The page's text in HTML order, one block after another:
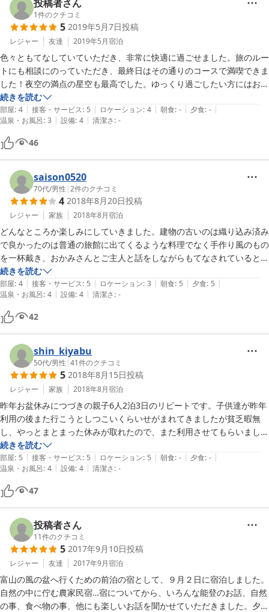
投稿者さん
1件のクチコミ
5 2019年5月7日投稿
レジャー 友達 2019年5月宿泊
色々ともてなしていていただき、非常に快適に過ごせました。旅のルー
トにも相談にのっていただき、最終日はその通りのコースで満喫できま
した！夜空の満点の星空も最高でした。ゆっくり過ごしたい方にはおす
すめです。
続きを読む
部屋: 4 | 接客・サービス: 5 | ロケーション: 4 | 朝食: - | 夕食: - |
温泉・お風呂: 3 | 設備: 4 | 清潔さ: -
46
saison0520
70代/男性 |2件のクチコミ
4 2018年8月20日投稿
レジャー 家族 2018年8月宿泊
どんなところか楽しみにしていきました。建物の古いのは織り込み済み
で良かったのは普通の旅館に出てくるような料理でなく手作り風のもの
を一杯戴き、おかみさんとご主人と話をしながらもてなされているとい
うより少し溶け込んだ感があったのがよかったと思います。
台風の影響で浜が汚れていて海水浴ができなかった。かわりに九十九湾
遊覧船に乗りました。
”たいしたものじゃないな”との思いに反して、海上いけすの魚の迫力に
圧倒され十分に楽しめました。”海まで30秒”のバックアッププランに薦
めてもらうと助かります。
続きを読む
部屋: 4 | 接客・サービス: 5 | ロケーション: 3 | 朝食: 5 | 夕食: 5 |
温泉・お風呂: 4 | 設備: 4 | 清潔さ: -
42
shin_kiyabu
50代/男性 |41件のクチコミ
5 2018年8月15日投稿
レジャー 家族 2018年8月宿泊
昨年お盆休みにつづきの親子6人2泊3日のリピートです。子供達が昨年
利用の後また行こうとしつこいくらいせがまれてきましたが貧乏暇無
し、やっとまとまった休みが取れたので、また利用させてもらいまし
た。2回目も昨年同様のんびり、今回は前回のいきあたりばったり旅と
異なり、能登半島の良い場所もたくさん押さえての旅だったので、道に
迷うことも少なく（迷うのも思わぬ発見があり楽しいですが）またまた
楽しい能登半島旅行でした。宿の81歳になった管理のおじいちゃん
は、今年も20歳くらい若く見える元気な方で、今年も楽しくお話させ
てもらい、このお話がこの旅の楽しみの1つになりました。またぜひ利
用させてもらいたいと思いますので、いつまでもお元気で、またお話よ
ろしくお願いします。
続きを読む
部屋: 5 | 接客・サービス: 5 | ロケーション: 5 | 朝食: - | 夕食: - |
温泉・お風呂: 4 | 設備: 4 | 清潔さ: -
47
投稿者さん
11件のクチコミ
5 2017年9月10日投稿
レジャー 友達 2017年9月宿泊
富山の風の盆へ行くための前泊の宿として、９月２日に宿泊しました。
自然の中に佇む農家民宿…宿についてから、いろんな能登のお話、自然
の事、食べ物の事、他にも楽しいお話を聞かせていただきました。夕食